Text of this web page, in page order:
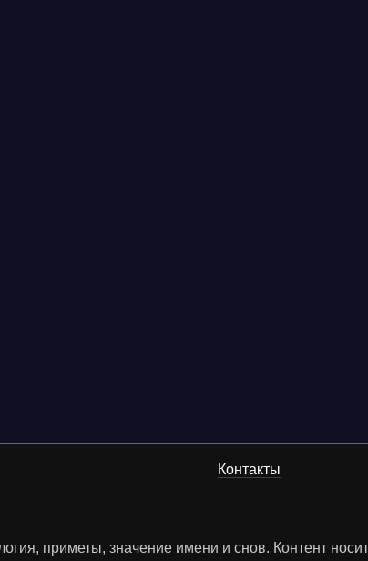
Контакты
приметы, значение имени и снов. Контент